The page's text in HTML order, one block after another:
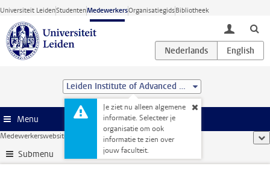
Ga direct naar de inhoud
Universiteit LeidenStudentenMedewerkersOrganisatiegidsBibliotheek
toggle
Leiden Institute of Advanced Computer Science (LIACS)
Je ziet nu alleen algemene
informatie. Selecteer je
organisatie om ook
informatie te zien over
jouw faculteit.
Menu
Medewerkerswebsite Wijzigen bankrekeningnummer
Submenu